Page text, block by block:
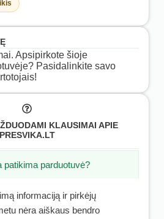
Apsipirkote šioje
Pasidalinkite savo
KLAUSIMAI APIE
PRESVIKA.LT
patikima parduotuvė?
informaciją ir pirkėjų
nėra aiškaus bendro